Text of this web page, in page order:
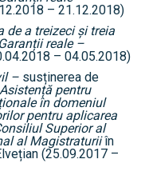
– 21.12.2018)
de a treizeci și treia
reale –
– 04.05.2018)
– susținerea de
Asistență pentru
în domeniul
pentru aplicarea
Superior al
al Magistraturiiîn
(25.09.2017 –